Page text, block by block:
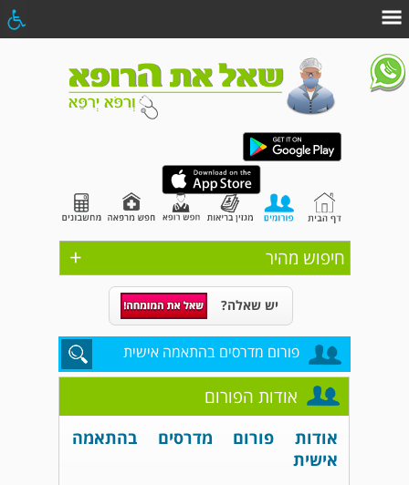
+ חיפוש מהיר
יש שאלה?
פורום מדרסים בהתאמה אישית
אודות הפורום
אודות פורום מדרסים בהתאמה
אישית